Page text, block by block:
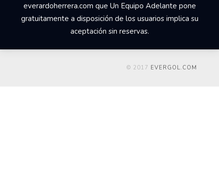
everardoherrera.com que Un Equipo Adelante pone
gratuitamente a disposición de los usuarios implica su
aceptación sin reservas.
© 2017 EVERGOL.COM